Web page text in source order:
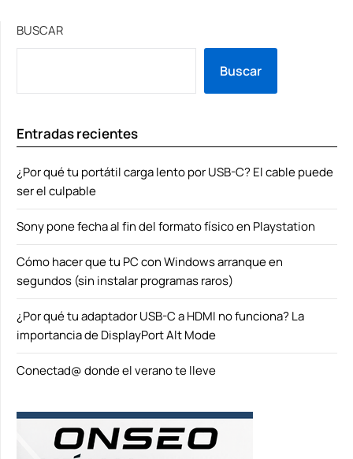
BUSCAR
Buscar
Entradas recientes
¿Por qué tu portátil carga lento por USB-C? El cable puede
ser el culpable
Sony pone fecha al fin del formato físico en Playstation
Cómo hacer que tu PC con Windows arranque en
segundos (sin instalar programas raros)
¿Por qué tu adaptador USB-C a HDMI no funciona? La
importancia de DisplayPort Alt Mode
Conectad@ donde el verano te lleve